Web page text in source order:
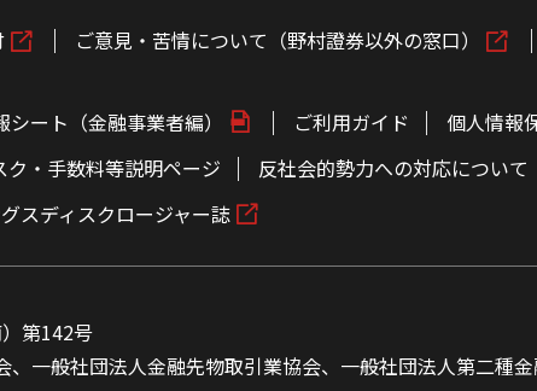
ご意見・苦情について（野村證券以外の窓口）
シート（金融事業者編） ご利用ガイド 個人情報
ク・手数料等説明ページ 反社会的勢力への対応について
スディスクロージャー誌
第142号
一般社団法人金融先物取引業協会、一般社団法人第二種